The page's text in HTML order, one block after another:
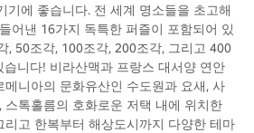
기에 좋습니다. 전 세계 명소들을 초고해
어낸 16가지 독특한 퍼즐이 포함되어 있
, 50조각, 100조각, 200조각, 그리고 400
니다! 비라산맥과 프랑스 대서양 연안
메니아의 문화유산인 수도원과 요새, 사
스톡홀름의 호화로운 저택 내에 위치한
리고 한복부터 해상도시까지 다양한 테마